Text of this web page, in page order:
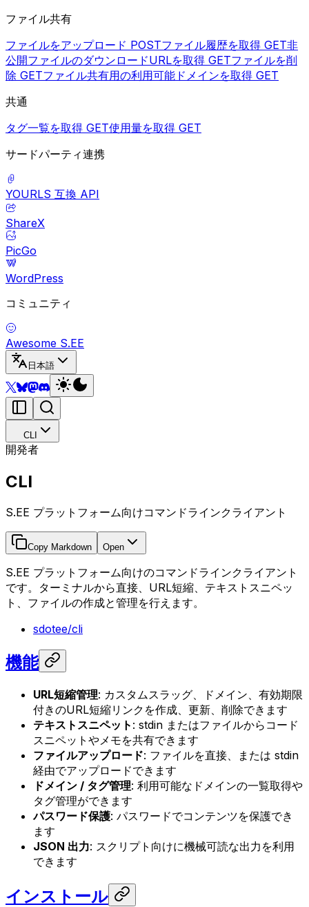
ファイル共有
ファイルをアップロード POSTファイル履歴を取得 GET非
公開ファイルのダウンロードURLを取得 GETファイルを削
除 GETファイル共有用の利用可能ドメインを取得 GET
共通
タグ一覧を取得 GET使用量を取得 GET
サードパーティ連携
YOURLS 互換 API
ShareX
PicGo
WordPress
コミュニティ
Awesome S.EE
日本語
CLI
開発者
CLI
S.EE プラットフォーム向けコマンドラインクライアント
Copy Markdown Open
S.EE プラットフォーム向けのコマンドラインクライアント
です。ターミナルから直接、URL短縮、テキストスニペッ
ト、ファイルの作成と管理を行えます。
sdotee/cli
機能
URL短縮管理: カスタムスラッグ、ドメイン、有効期限
付きのURL短縮リンクを作成、更新、削除できます
テキストスニペット : stdin またはファイルからコード
スニペットやメモを共有できます
ファイルアップロード: ファイルを直接、または stdin
経由でアップロードできます
ドメイン / タグ管理: 利用可能なドメインの一覧取得や
タグ管理ができます
パスワード保護: パスワードでコンテンツを保護でき
ます
JSON 出力: スクリプト向けに機械可読な出力を利用
できます
インストール